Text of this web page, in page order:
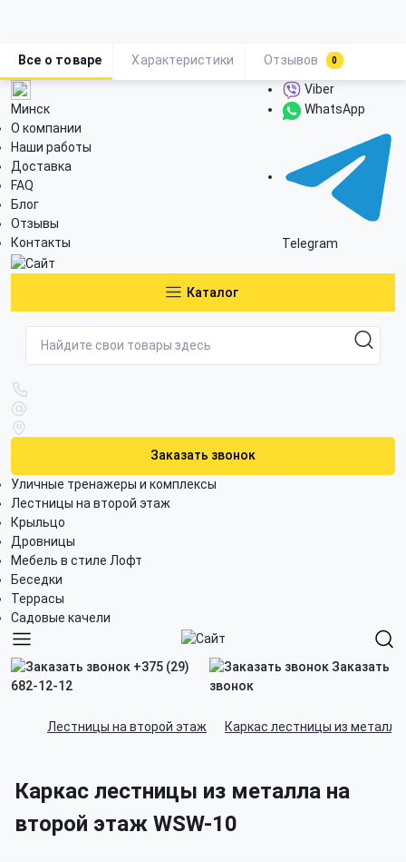
Минск
О компании
Наши работы
Доставка
FAQ
Блог
Отзывы
Контакты
Viber
WhatsApp
Telegram
Каталог
Заказать звонок
Уличные тренажеры и комплексы
Лестницы на второй этаж
Крыльцо
Дровницы
Мебель в стиле Лофт
Беседки
Террасы
Садовые качели
+375 (29)
682-12-12
Заказать
звонок
Лестницы на второй этаж Каркас лестницы из металла
Каркас лестницы из металла на
второй этаж WSW-10
Все о товаре Характеристики Отзывов 0